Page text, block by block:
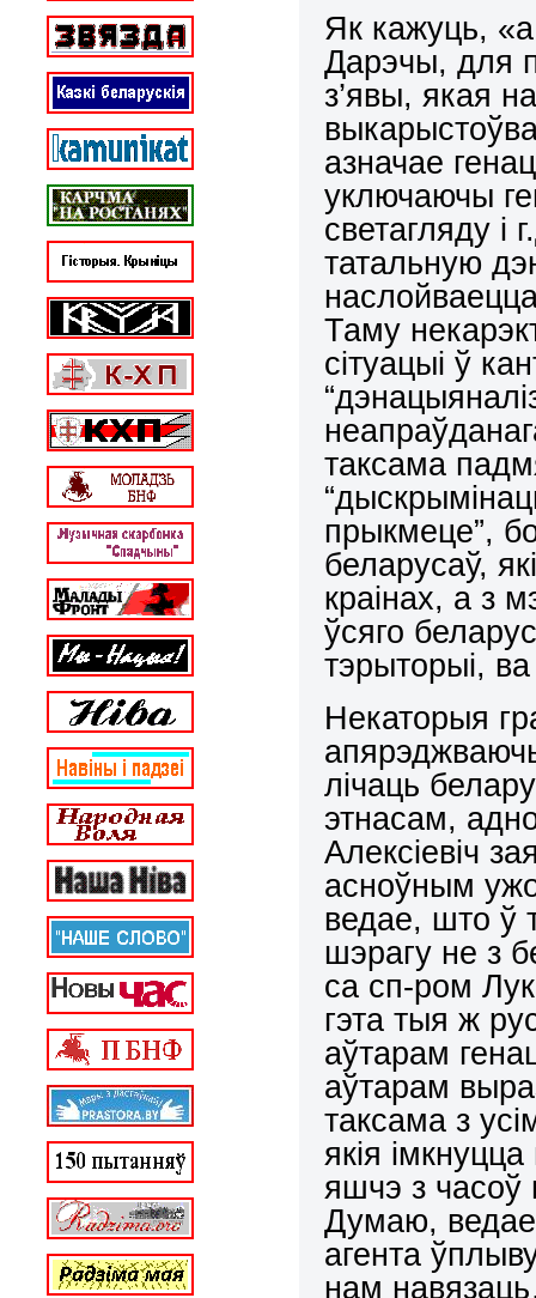
Як кажуць,
Дарэчы, для
з’явы, якая
азначае
уключаючы
светагляду
татальную
Таму
сітуацыі ў
таксама
прыкмеце”,
беларусаў,
краінах, а з
ўсяго
тэрыторыі,
Некаторыя
лічаць
этнасам,
Алексіевіч
асноўным
ведае, што ў
шэрагу не з
са сп-ром
гэта тыя ж
аўтарам
аўтарам
таксама з
якія
яшчэ з часоў
Думаю,
агента
нам